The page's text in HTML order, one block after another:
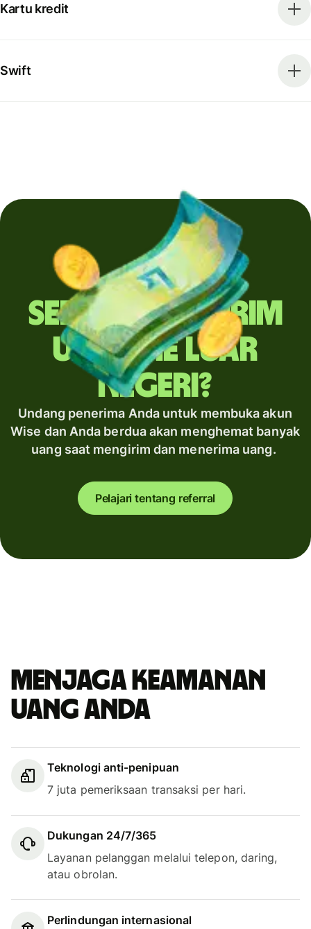
Kartu kredit
Swift
Sering mengirim
uang ke luar
negeri?
Undang penerima Anda untuk membuka akun
Wise dan Anda berdua akan menghemat banyak
uang saat mengirim dan menerima uang.
Pelajari tentang referral
Menjaga keamanan
uang Anda
Teknologi anti-penipuan
7 juta pemeriksaan transaksi per hari.
Dukungan 24/7/365
Layanan pelanggan melalui telepon, daring,
atau obrolan.
Perlindungan internasional